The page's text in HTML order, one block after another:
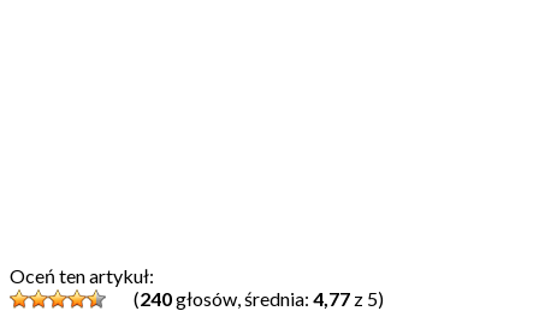
Oceń ten artykuł:
(240głosów, średnia: 4,77 z 5)